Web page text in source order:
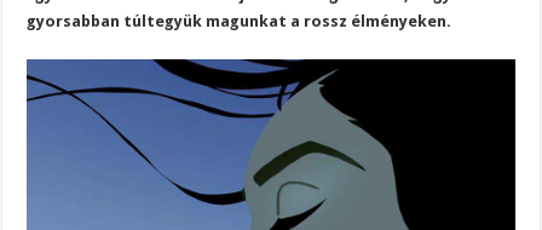
gyorsabban túltegyük magunkat a rossz élményeken.